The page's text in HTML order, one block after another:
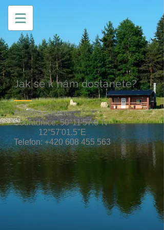
Jak se k nám dostanete?
Andělská Hora
Souřadnice: 50°11'57.0"N
12°57'01.5"E
Telefon:+420 608 455 563